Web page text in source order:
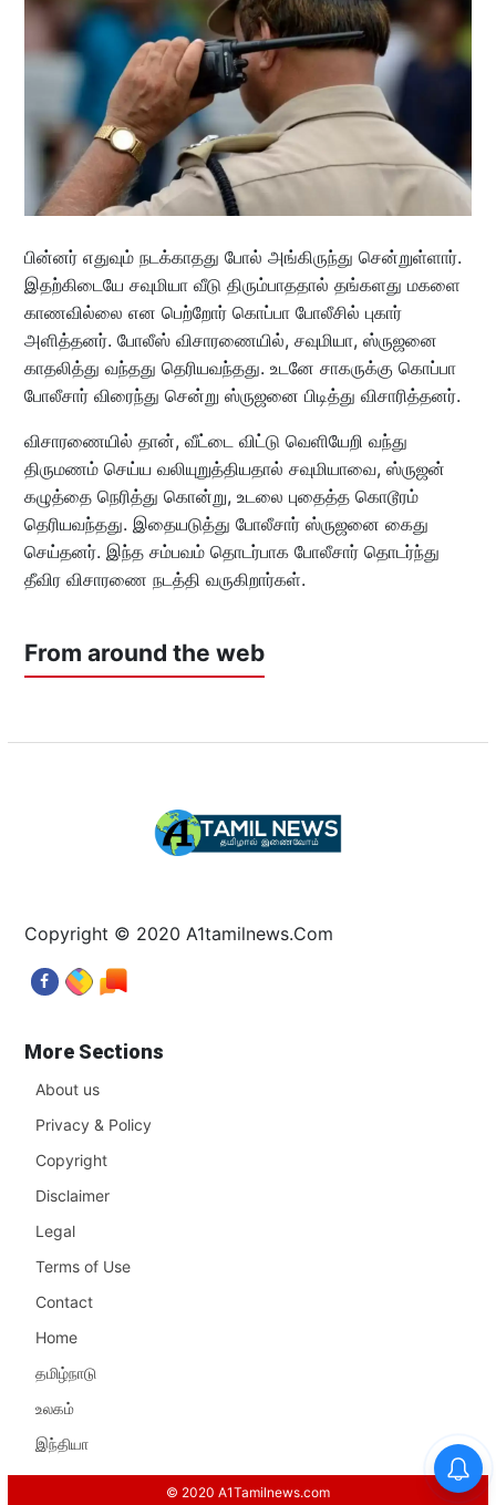
பின்னர் எதுவும் நடக்காதது போல் அங்கிருந்து சென்றுள்ளார்.
இதற்கிடையே சவுமியா வீடு திரும்பாததால் தங்களது மகளை
காணவில்லை என பெற்றோர் கொப்பா போலீசில் புகார்
அளித்தனர். போலீஸ் விசாரணையில், சவுமியா, ஸ்ருஜனை
காதலித்து வந்தது தெரியவந்தது. உடனே சாகருக்கு கொப்பா
போலீசார் விரைந்து சென்று ஸ்ருஜனை பிடித்து விசாரித்தனர்.
விசாரணையில் தான், வீட்டை விட்டு வெளியேறி வந்து
திருமணம் செய்ய வலியுறுத்தியதால் சவுமியாவை, ஸ்ருஜன்
கழுத்தை நெரித்து கொன்று, உடலை புதைத்த கொடூரம்
தெரியவந்தது. இதையடுத்து போலீசார் ஸ்ருஜனை கைது
செய்தனர். இந்த சம்பவம் தொடர்பாக போலீசார் தொடர்ந்து
தீவிர விசாரணை நடத்தி வருகிறார்கள்.
From around the web
Copyright © 2020 A1tamilnews.Com
More Sections
About us
Privacy & Policy
Copyright
Disclaimer
Legal
Terms of Use
Contact
Home
தமிழ்நாடு
உலகம்
இந்தியா
© 2020 A1Tamilnews.com